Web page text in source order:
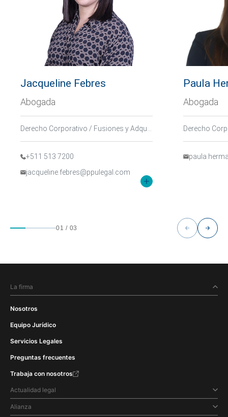
Jacqueline Febres
Abogada
+511 513 7200
jacqueline.febres@ppulegal.com
Paula
Abogada
01 / 03
La firma
Nosotros
Equipo Jurídico
Servicios Legales
Preguntas frecuentes
Trabaja con nosotros
Actualidad legal
Alianza